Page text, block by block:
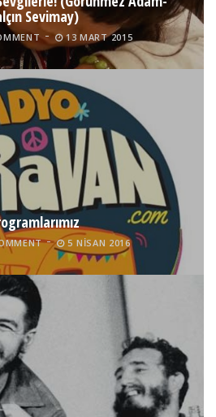
Sevimay)
13 MART 2015
5 NISAN 2016